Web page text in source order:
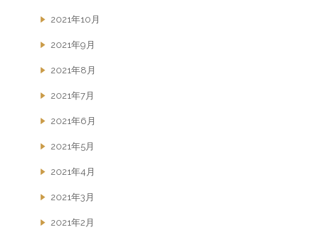
2021年10月
2021年9月
2021年8月
2021年7月
2021年6月
2021年5月
2021年4月
2021年3月
2021年2月